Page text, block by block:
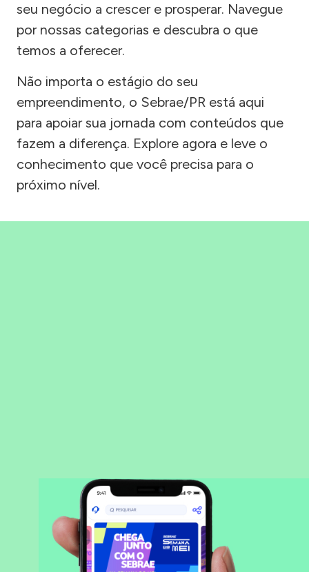
seu negócio a crescer e prosperar. Navegue
por nossas categorias e descubra o que
temos a oferecer.
Não importa o estágio do seu
empreendimento, o Sebrae/PR está aqui
para apoiar sua jornada com conteúdos que
fazem a diferença. Explore agora e leve o
conhecimento que você precisa para o
próximo nível.